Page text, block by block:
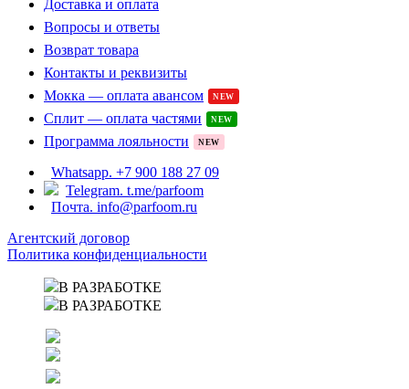
Доставка и оплата
Вопросы и ответы
Возврат товара
Контакты и реквизиты
Мокка — оплата авансом
NEW
Сплит — оплата частями NEW
Программа лояльности NEW
Whatsapp. +7 900 188 27 09
Telegram. t.me/parfoom
Почта. info@parfoom.ru
Агентский договор
Политика конфиденциальности
В РАЗРАБОТКЕ
В РАЗРАБОТКЕ